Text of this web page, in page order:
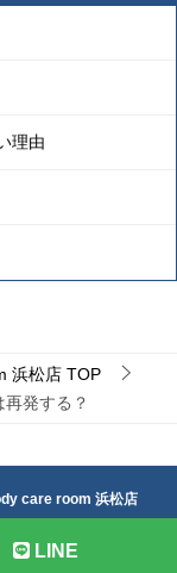
理由
浜松店 TOP
再発する？
care room 浜松店
LINE